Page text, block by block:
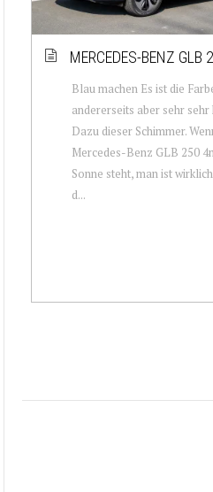
MERCEDES-BENZ GLB
Blau machen Es ist die
andererseits aber sehr
Dazu dieser Schimmer.
Mercedes-Benz GLB 250
Sonne steht, man ist
d...